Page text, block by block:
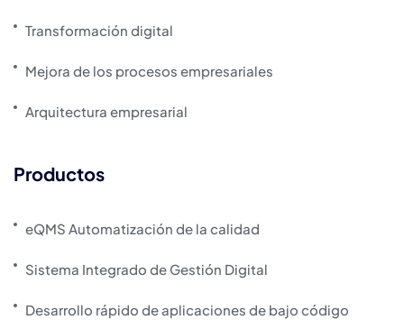
Transformación digital
Mejora de los procesos empresariales
Arquitectura empresarial
Productos
eQMS Automatización de la calidad
Sistema Integrado de Gestión Digital
Desarrollo rápido de aplicaciones de bajo código